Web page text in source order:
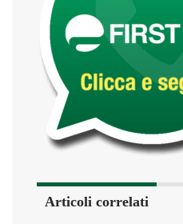
Articoli correlati